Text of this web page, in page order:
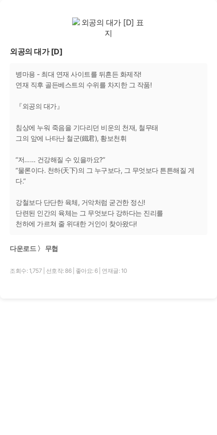
외공의 대가 [D]
병마용 - 최대 연재 사이트를 뒤흔든 화제작!
연재 직후 골든베스트의 수위를 차지한 그 작품!
『외공의 대가』
침상에 누워 죽음을 기다리던 비운의 천재, 철무태
그의 앞에 나타난 철군(鐵君), 황보천휘
“저…… 건강해질 수 있을까요?”
“물론이다. 천하(天下)의 그 누구보다, 그 무엇보다 튼튼해질 게
다.”
강철보다 단단한 육체, 거악처럼 굳건한 정신!
단련된 인간의 육체는 그 무엇보다 강하다는 진리를
천하에 가르쳐 줄 위대한 거인이 찾아왔다!
다운로드 〉 무협
조회수: 1,757 선호작: 86 좋아요: 6 연재글: 10